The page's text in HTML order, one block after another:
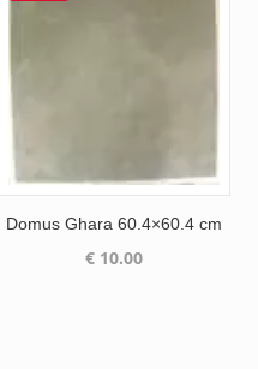
Domus Ghara 60.4×60.4 cm
€10.00